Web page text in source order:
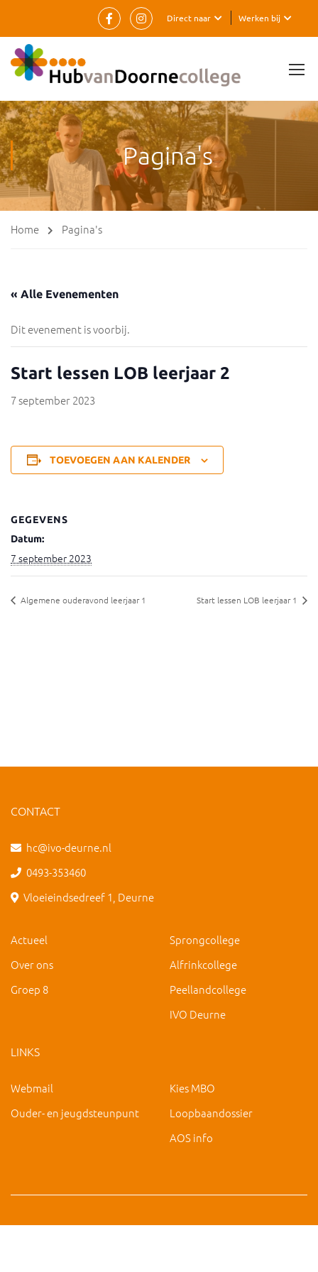
Werken bij
Direct naar
Pagina's
Home Pagina's
« Alle Evenementen
Dit evenement is voorbij.
Start lessen LOB leerjaar 2
7 september 2023
TOEVOEGEN AAN KALENDER
GEGEVENS
Datum:
7 september 2023
Algemene ouderavond leerjaar 1 Start lessen LOB leerjaar 1
CONTACT
hc@ivo-deurne.nl
0493-353460
Vloeieindsedreef 1, Deurne
Actueel
Over ons
Groep 8
Sprongcollege
Alfrinkcollege
Peellandcollege
IVO Deurne
LINKS
Webmail
Ouder- en jeugdsteunpunt
Kies MBO
Loopbaandossier
AOS info
Copyright 2019 IVO Deurne | hc@ivo-deurne.nl|Cookies